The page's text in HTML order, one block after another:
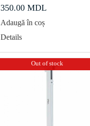
350.00 MDL
Adaugă în coș
Details
Out of stock